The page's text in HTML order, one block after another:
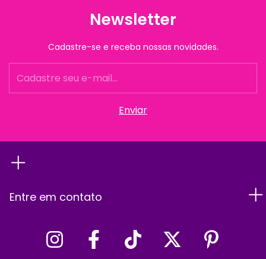
Newsletter
Cadastre-se e receba nossas novidades.
Entre em contato